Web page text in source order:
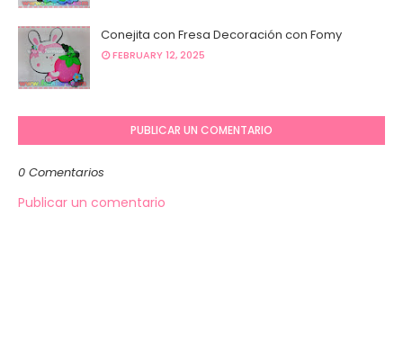
Conejita con Fresa Decoración con Fomy
FEBRUARY 12, 2025
PUBLICAR UN COMENTARIO
0 Comentarios
Publicar un comentario